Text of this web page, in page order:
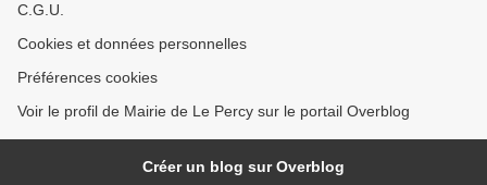
C.G.U.
Cookies et données personnelles
Préférences cookies
Voir le profil de Mairie de Le Percy sur le portail Overblog
Créer un blog sur Overblog